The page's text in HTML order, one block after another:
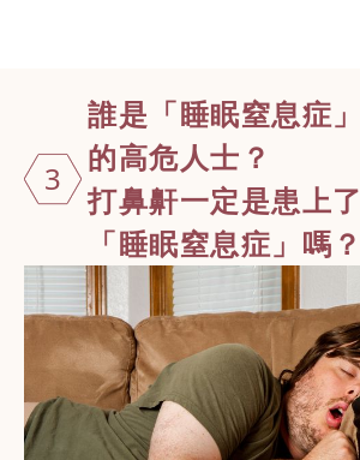
3
誰是「睡眠窒息症」
的高危人士？
打鼻鼾一定是患上了
「睡眠窒息症」嗎？